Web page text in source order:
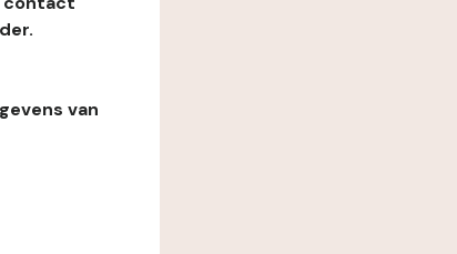
van